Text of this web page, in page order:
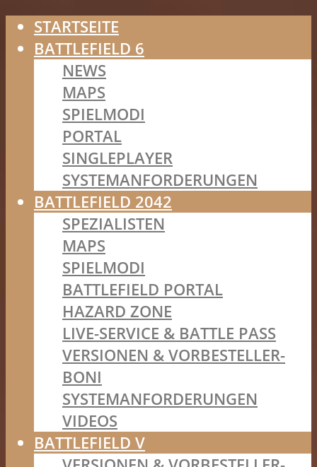
STARTSEITE
BATTLEFIELD 6
NEWS
MAPS
SPIELMODI
PORTAL
SINGLEPLAYER
SYSTEMANFORDERUNGEN
BATTLEFIELD 2042
SPEZIALISTEN
MAPS
SPIELMODI
BATTLEFIELD PORTAL
HAZARD ZONE
LIVE-SERVICE & BATTLE PASS
VERSIONEN & VORBESTELLER-
BONI
SYSTEMANFORDERUNGEN
VIDEOS
BATTLEFIELD V